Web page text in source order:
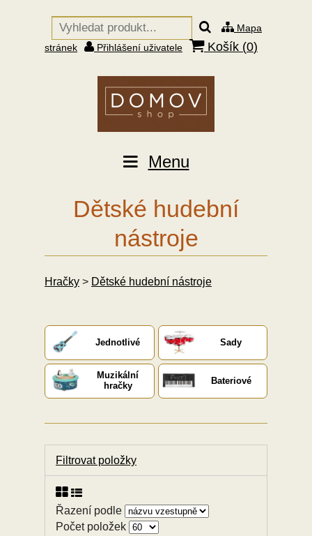
Mapa
stránek
Přihlášení uživatele Košík (0)
Menu
Dětské hudební
nástroje
Hračky > Dětské hudební nástroje
Jednotlivé Sady
Muzikální
hračky
Bateriové
Filtrovat položky
Řazení podle
Počet položek